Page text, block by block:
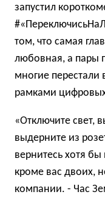
запустил
том, что самая
любовная, а пары
многие перестали
рамками
«Отключите свет,
выдерните из
вернитесь хотя
кроме вас двоих,
компании. - Час